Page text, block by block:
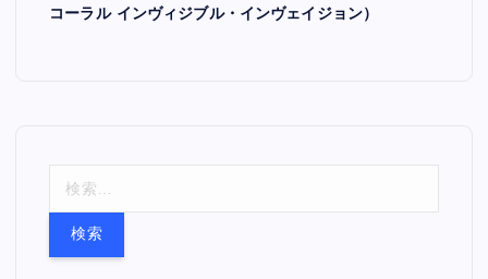
コーラル インヴィジブル・インヴェイジョン）